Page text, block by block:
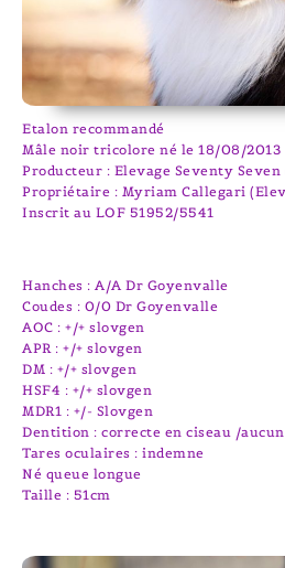
Etalon recommandé
Mâle noir tricolore né le 18/08/2013
Producteur : Elevage Seventy Seven
Propriétaire : Myriam Callegari
Inscrit au LOF 51952/5541
Hanches : A/A Dr Goyenvalle
Coudes : 0/0 Dr Goyenvalle
AOC : +/+ slovgen
APR : +/+ slovgen
DM : +/+ slovgen
HSF4 : +/+ slovgen
MDR1 : +/- Slovgen
Dentition : correcte en ciseau /
Tares oculaires : indemne
Né queue longue
Taille : 51cm